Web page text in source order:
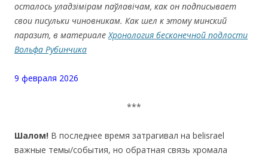
осталось уладзімірам паўлавічам, как он подписывает
свои писульки чиновникам. Как шел к этому минский
паразит, в материалеХронология бесконечной подлости
Вольфа Рубинчика
9 февраля 2026
***
Шалом! В последнее время затрагивал на belisrael
важные темы/события, но обратная связь хромала